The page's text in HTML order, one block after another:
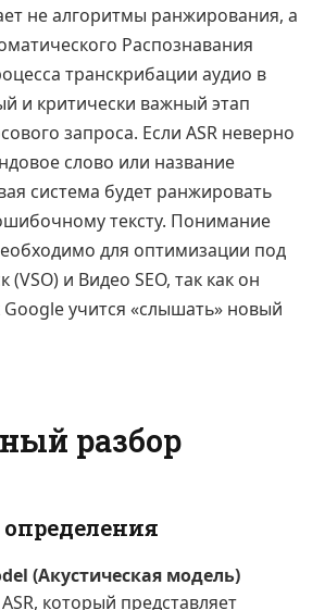
не алгоритмы ранжирования, а
Распознавания
транскрибации аудио в
и критически важный этап
запроса. Если ASR неверно
слово или название
система будет ранжировать
тексту. Понимание
для оптимизации под
(VSO) и Видео SEO, так как он
Google учится «слышать» новый
разбор
(Акустическая модель)
который представляет